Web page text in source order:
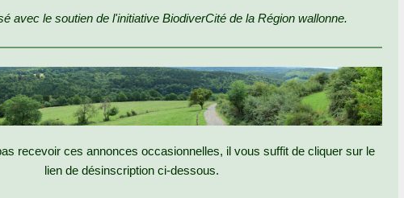
avec le soutien de l'initiative BiodiverCité de la Région wallonne.
recevoir ces annonces occasionnelles, il vous suffit de cliquer sur le
lien de désinscription ci-dessous.